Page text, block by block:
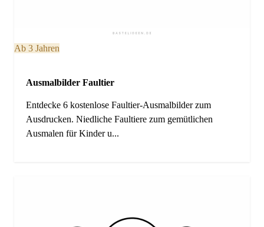
Ab 3 Jahren
Ausmalbilder Faultier
Entdecke 6 kostenlose Faultier-Ausmalbilder zum
Ausdrucken. Niedliche Faultiere zum gemütlichen
Ausmalen für Kinder u...